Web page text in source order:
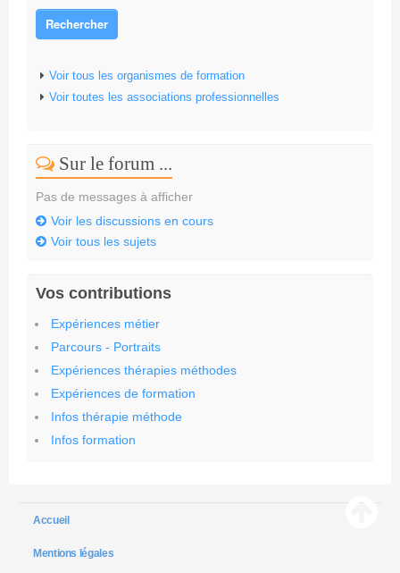
Rechercher
Voir tous les organismes de formation
Voir toutes les associations professionnelles
Sur le forum ...
Pas de messages à afficher
Voir les discussions en cours
Voir tous les sujets
Vos contributions
Expériences métier
Parcours - Portraits
Expériences thérapies méthodes
Expériences de formation
Infos thérapie méthode
Infos formation
Accueil
Mentions légales